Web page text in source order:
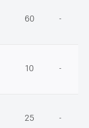
60 -
10 -
25 -